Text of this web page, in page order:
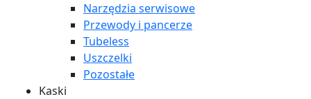
Narzędzia serwisowe
Przewody i pancerze
Tubeless
Uszczelki
Pozostałe
Kaski